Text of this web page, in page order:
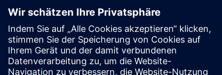
Persönliches Angebot zusenden
Anfrage Exklusivtraining
Haben Sie Bedarf an einem höheren Schulungsangebot und
brauchen ein exklusives Training – entweder vor Ort bei Ihnen,